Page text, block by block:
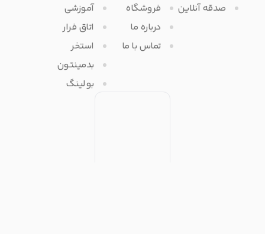
صدقه آنلاین
فروشگاه
درباره ما
تماس با ما
آموزشی
اتاق فرار
استخر
بدمینتون
بولینگ